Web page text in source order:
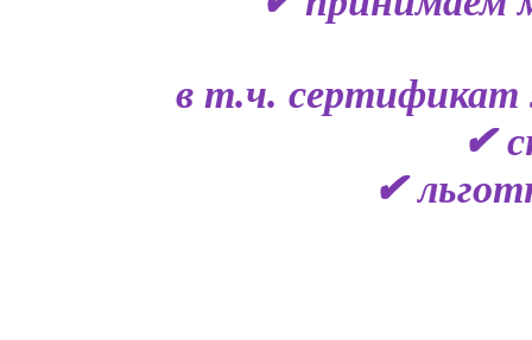
в т.ч. сертификат
✔
✔